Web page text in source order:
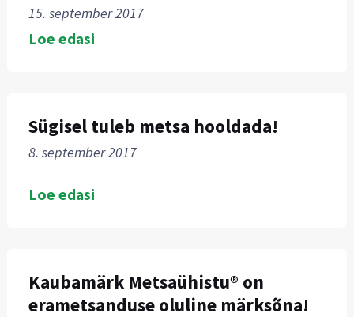
15. september 2017
Loe edasi
Sügisel tuleb metsa hooldada!
8. september 2017
Loe edasi
Kaubamärk Metsaühistu® on
erametsanduse oluline märksõna!